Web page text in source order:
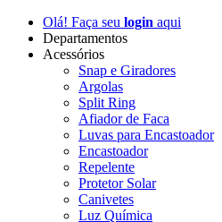
Olá! Faça seu login aqui
Departamentos
Acessórios
Snap e Giradores
Argolas
Split Ring
Afiador de Faca
Luvas para Encastoador
Encastoador
Repelente
Protetor Solar
Canivetes
Luz Química